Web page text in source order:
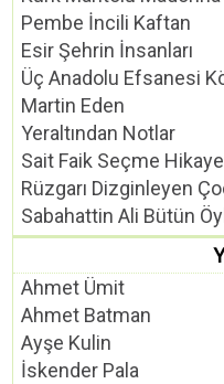
Pembe İncili Kaftan
Esir Şehrin İnsanları
Üç Anadolu Efsanesi
Martin Eden
Yeraltından Notlar
Sait Faik Seçme
Rüzgarı Dizginleyen
Sabahattin Ali Bütün
Ahmet Ümit
Ahmet Batman
Ayşe Kulin
İskender Pala